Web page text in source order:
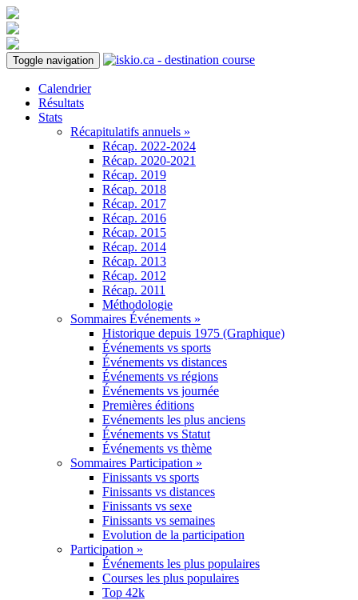
Toggle navigation
Calendrier
Résultats
Stats
Récapitulatifs annuels »
Récap. 2022-2024
Récap. 2020-2021
Récap. 2019
Récap. 2018
Récap. 2017
Récap. 2016
Récap. 2015
Récap. 2014
Récap. 2013
Récap. 2012
Récap. 2011
Méthodologie
Sommaires Événements »
Historique depuis 1975 (Graphique)
Événements vs sports
Événements vs distances
Événements vs régions
Événements vs journée
Premières éditions
Evénements les plus anciens
Événements vs Statut
Événements vs thème
Sommaires Participation »
Finissants vs sports
Finissants vs distances
Finissants vs sexe
Finissants vs semaines
Evolution de la participation
Participation »
Événements les plus populaires
Courses les plus populaires
Top 42k